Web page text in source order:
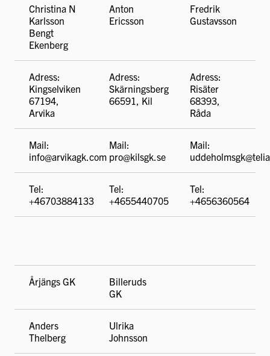
Christina N
Karlsson
Bengt
Ekenberg
Anton
Ericsson
Fredrik
Gustavsson
Adress:
Kingselviken
67194,
Arvika
Adress:
Skärningsberg
66591, Kil
Adress:
Risäter
68393,
Råda
Mail:
info@arvikagk.com
Mail:
pro@kilsgk.se
Mail:
Tel:
+46703884133
Tel:
+4655440705
Tel:
+4656360564
Årjängs GK
Billeruds
GK
Anders
Thelberg
Ulrika
Johnsson